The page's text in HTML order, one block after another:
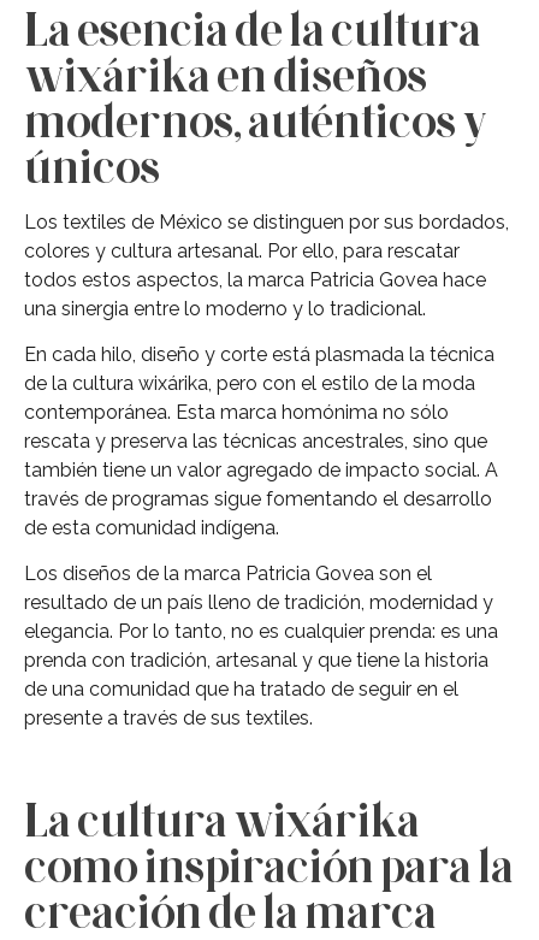
La esencia de la cultura
wixárika en diseños
modernos, auténticos y
únicos
Los textiles de México se distinguen por sus bordados,
colores y cultura artesanal. Por ello, para rescatar
todos estos aspectos, la marca Patricia Govea hace
una sinergia entre lo moderno y lo tradicional.
En cada hilo, diseño y corte está plasmada la técnica
de la cultura wixárika, pero con el estilo de la moda
contemporánea. Esta marca homónima no sólo
rescata y preserva las técnicas ancestrales, sino que
también tiene un valor agregado de impacto social. A
través de programas sigue fomentando el desarrollo
de esta comunidad indígena.
Los diseños de la marca Patricia Govea son el
resultado de un país lleno de tradición, modernidad y
elegancia. Por lo tanto, no es cualquier prenda: es una
prenda con tradición, artesanal y que tiene la historia
de una comunidad que ha tratado de seguir en el
presente a través de sus textiles.
La cultura wixárika
como inspiración para la
creación de la marca